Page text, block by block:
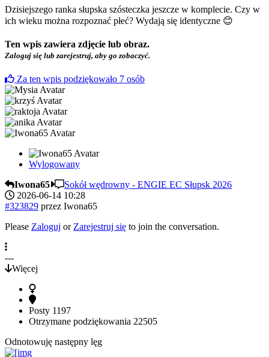
Dzisiejszego ranka słupska szósteczka jeszcze w komplecie. Czy w
ich wieku można rozpoznać płeć? Wydają się identyczne 😊
Ten wpis zawiera zdjęcie lub obraz.
Zaloguj się lub zarejestruj, aby go zobaczyć.
Za ten wpis podziękowało 7 osób
Wylogowany
Iwona65
Sokół wędrowny - ENGIE EC Słupsk 2026
2026-06-14 10:28
#323829 przez Iwona65
Please Zaloguj or Zarejestruj się to join the conversation.
---
Więcej
Posty 1197
Otrzymane podziękowania 22505
Odnotowuję następny lęg